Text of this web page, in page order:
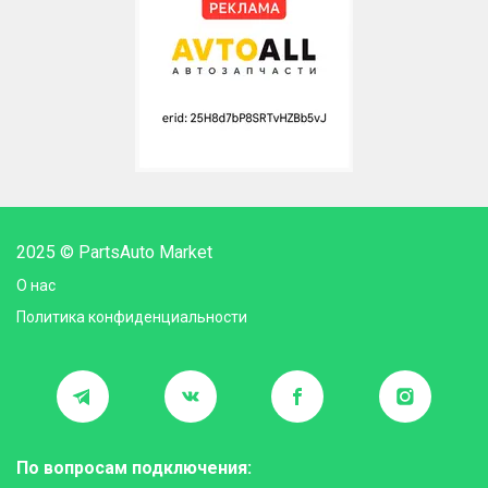
2025 © PartsAuto Market
О нас
Политика конфиденциальности
По вопросам подключения: